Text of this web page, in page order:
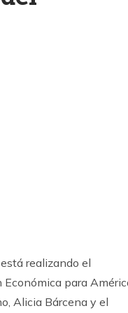
realizando el
para
Alicia Bárcena y el